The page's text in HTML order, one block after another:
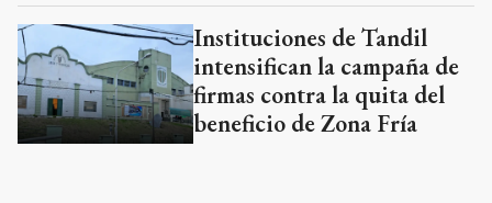
Instituciones de Tandil
intensifican la campaña de
firmas contra la quita del
beneficio de Zona Fría